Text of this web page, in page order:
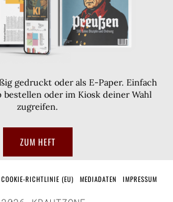
gedruckt oder als E-Paper. Einfach
bestellen oder im Kiosk deiner Wahl
zugreifen.
ZUM HEFT
COOKIE-RICHTLINIE (EU) MEDIADATEN IMPRESSUM